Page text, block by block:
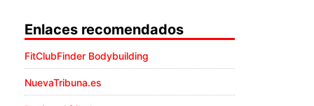
Enlaces recomendados
FitClubFinder Bodybuilding
NuevaTribuna.es